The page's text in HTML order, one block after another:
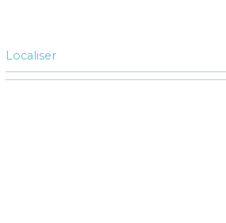
Localiser